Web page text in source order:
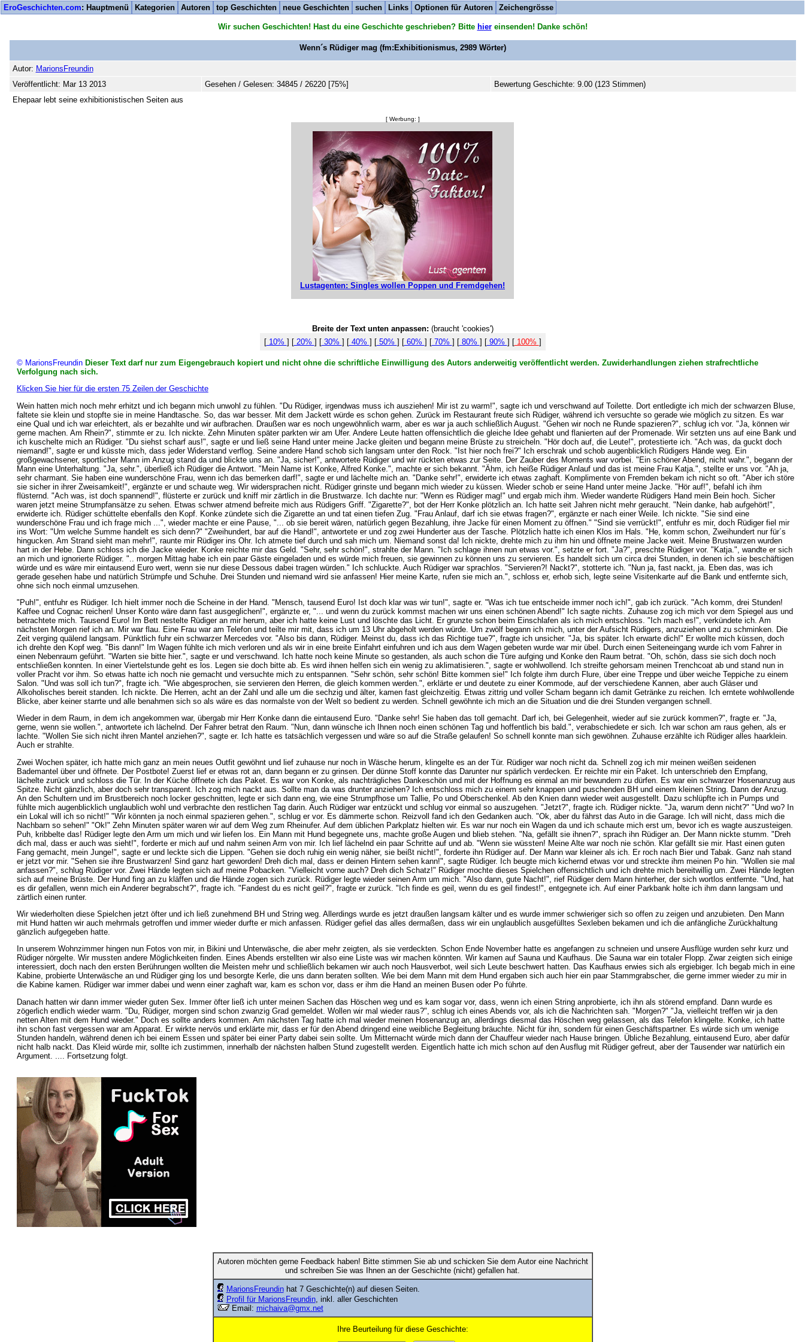
EroGeschichten.com: Hauptmenü Kategorien Autoren top Geschichten neue Geschichten suchen Links Optionen für Autoren Zeichengrösse
Wir suchen Geschichten! Hast du eine Geschichte geschrieben? Bitte hiereinsenden! Danke schön!
Wenn´s Rüdiger mag (fm:Exhibitionismus, 2989Wörter)
Autor: MarionsFreundin
Veröffentlicht: Mar 13 2013
Gesehen / Gelesen: 34845 / 26220 [75%]
Bewertung Geschichte: 9.00 (123 Stimmen)
Ehepaar lebt seine exhibitionistischen Seiten aus
[ Werbung: ]
Lustagenten: Singles wollen Poppen und Fremdgehen!
Breite der Text unten anpassen: (braucht 'cookies')
[10% ] [20% ] [30% ] [40% ] [50% ] [60% ] [70% ] [80% ] [90% ] [100% ]
© MarionsFreundin Dieser Text darf nur zum Eigengebrauch kopiert und nicht ohne die schriftliche Einwilligung des Autors anderweitig veröffentlicht werden. Zuwiderhandlungen ziehen strafrechtliche
Verfolgung nach sich.
Klicken Sie hier für die ersten 75 Zeilen der Geschichte
Wein hatten mich noch mehr erhitzt und ich begann mich unwohl zu fühlen. "Du Rüdiger, irgendwas muss ich ausziehen! Mir ist zu warm!", sagte ich und verschwand auf Toilette. Dort entledigte ich mich der schwarzen Bluse,
faltete sie klein und stopfte sie in meine Handtasche. So, das war besser. Mit dem Jackett würde es schon gehen. Zurück im Restaurant freute sich Rüdiger, während ich versuchte so gerade wie möglich zu sitzen. Es war
eine Qual und ich war erleichtert, als er bezahlte und wir aufbrachen. Draußen war es noch ungewöhnlich warm, aber es war ja auch schließlich August. "Gehen wir noch ne Runde spazieren?", schlug ich vor. "Ja, können wir
gerne machen. Am Rhein?", stimmte er zu. Ich nickte. Zehn Minuten später parkten wir am Ufer. Andere Leute hatten offensichtlich die gleiche Idee gehabt und flanierten auf der Promenade. Wir setzten uns auf eine Bank und
ich kuschelte mich an Rüdiger. "Du siehst scharf aus!", sagte er und ließ seine Hand unter meine Jacke gleiten und begann meine Brüste zu streicheln. "Hör doch auf, die Leute!", protestierte ich. "Ach was, da guckt doch
niemand!", sagte er und küsste mich, dass jeder Widerstand verflog. Seine andere Hand schob sich langsam unter den Rock. "Ist hier noch frei?" Ich erschrak und schob augenblicklich Rüdigers Hände weg. Ein
großgewachsener, sportlicher Mann im Anzug stand da und blickte uns an. "Ja, sicher!", antwortete Rüdiger und wir rückten etwas zur Seite. Der Zauber des Moments war vorbei. "Ein schöner Abend, nicht wahr.", begann der
Mann eine Unterhaltung. "Ja, sehr.", überließ ich Rüdiger die Antwort. "Mein Name ist Konke, Alfred Konke.", machte er sich bekannt. "Ähm, ich heiße Rüdiger Anlauf und das ist meine Frau Katja.", stellte er uns vor. "Ah ja,
sehr charmant. Sie haben eine wunderschöne Frau, wenn ich das bemerken darf!", sagte er und lächelte mich an. "Danke sehr!", erwiderte ich etwas zaghaft. Komplimente von Fremden bekam ich nicht so oft. "Aber ich störe
sie sicher in ihrer Zweisamkeit!", ergänzte er und schaute weg. Wir widersprachen nicht. Rüdiger grinste und begann mich wieder zu küssen. Wieder schob er seine Hand unter meine Jacke. "Hör auf!", befahl ich ihm
flüsternd. "Ach was, ist doch spannend!", flüsterte er zurück und kniff mir zärtlich in die Brustwarze. Ich dachte nur: "Wenn es Rüdiger mag!" und ergab mich ihm. Wieder wanderte Rüdigers Hand mein Bein hoch. Sicher
waren jetzt meine Strumpfansätze zu sehen. Etwas schwer atmend befreite mich aus Rüdigers Griff. "Zigarette?", bot der Herr Konke plötzlich an. Ich hatte seit Jahren nicht mehr geraucht. "Nein danke, hab aufgehört!",
erwiderte ich. Rüdiger schüttelte ebenfalls den Kopf. Konke zündete sich die Zigarette an und tat einen tiefen Zug. "Frau Anlauf, darf ich sie etwas fragen?", ergänzte er nach einer Weile. Ich nickte. "Sie sind eine
wunderschöne Frau und ich frage mich ...", wieder machte er eine Pause, "... ob sie bereit wären, natürlich gegen Bezahlung, ihre Jacke für einen Moment zu öffnen." "Sind sie verrückt!", entfuhr es mir, doch Rüdiger fiel mir
ins Wort: "Um welche Summe handelt es sich denn?" "Zweihundert, bar auf die Hand!", antwortete er und zog zwei Hunderter aus der Tasche. Plötzlich hatte ich einen Klos im Hals. "He, komm schon, Zweihundert nur für´s
hingucken. Am Strand sieht man mehr!", raunte mir Rüdiger ins Ohr. Ich atmete tief durch und sah mich um. Niemand sonst da! Ich nickte, drehte mich zu ihm hin und öffnete meine Jacke weit. Meine Brustwarzen wurden
hart in der Hebe. Dann schloss ich die Jacke wieder. Konke reichte mir das Geld. "Sehr, sehr schön!", strahlte der Mann. "Ich schlage ihnen nun etwas vor.", setzte er fort. "Ja?", preschte Rüdiger vor. "Katja.", wandte er sich
an mich und ignorierte Rüdiger. ".. morgen Mittag habe ich ein paar Gäste eingeladen und es würde mich freuen, sie gewinnen zu können uns zu servieren. Es handelt sich um circa drei Stunden, in denen ich sie beschäftigen
würde und es wäre mir eintausend Euro wert, wenn sie nur diese Dessous dabei tragen würden." Ich schluckte. Auch Rüdiger war sprachlos. "Servieren?! Nackt?", stotterte ich. "Nun ja, fast nackt, ja. Eben das, was ich
gerade gesehen habe und natürlich Strümpfe und Schuhe. Drei Stunden und niemand wird sie anfassen! Hier meine Karte, rufen sie mich an.", schloss er, erhob sich, legte seine Visitenkarte auf die Bank und entfernte sich,
ohne sich noch einmal umzusehen.
"Puh!", entfuhr es Rüdiger. Ich hielt immer noch die Scheine in der Hand. "Mensch, tausend Euro! Ist doch klar was wir tun!", sagte er. "Was ich tue entscheide immer noch ich!", gab ich zurück. "Ach komm, drei Stunden!
Kaffee und Cognac reichen! Unser Konto wäre dann fast ausgeglichen!", ergänzte er, "... und wenn du zurück kommst machen wir uns einen schönen Abend!" Ich sagte nichts. Zuhause zog ich mich vor dem Spiegel aus und
betrachtete mich. Tausend Euro! Im Bett nestelte Rüdiger an mir herum, aber ich hatte keine Lust und löschte das Licht. Er grunzte schon beim Einschlafen als ich mich entschloss. "Ich mach es!", verkündete ich. Am
nächsten Morgen rief ich an. Mir war flau. Eine Frau war am Telefon und teilte mir mit, dass ich um 13 Uhr abgeholt werden würde. Um zwölf begann ich mich, unter der Aufsicht Rüdigers, anzuziehen und zu schminken. Die
Zeit verging quälend langsam. Pünktlich fuhr ein schwarzer Mercedes vor. "Also bis dann, Rüdiger. Meinst du, dass ich das Richtige tue?", fragte ich unsicher. "Ja, bis später. Ich erwarte dich!" Er wollte mich küssen, doch
ich drehte den Kopf weg. "Bis dann!" Im Wagen fühlte ich mich verloren und als wir in eine breite Einfahrt einfuhren und ich aus dem Wagen gebeten wurde war mir übel. Durch einen Seiteneingang wurde ich vom Fahrer in
einen Nebenraum geführt. "Warten sie bitte hier.", sagte er und verschwand. Ich hatte noch keine Minute so gestanden, als auch schon die Türe aufging und Konke den Raum betrat. "Oh, schön, dass sie sich doch noch
entschließen konnten. In einer Viertelstunde geht es los. Legen sie doch bitte ab. Es wird ihnen helfen sich ein wenig zu aklimatisieren.", sagte er wohlwollend. Ich streifte gehorsam meinen Trenchcoat ab und stand nun in
voller Pracht vor ihm. So etwas hatte ich noch nie gemacht und versuchte mich zu entspannen. "Sehr schön, sehr schön! Bitte kommen sie!" Ich folgte ihm durch Flure, über eine Treppe und über weiche Teppiche zu einem
Salon. "Und was soll ich tun?", fragte ich. "Wie abgesprochen, sie servieren den Herren, die gleich kommen werden.", erklärte er und deutete zu einer Kommode, auf der verschiedene Kannen, aber auch Gläser und
Alkoholisches bereit standen. Ich nickte. Die Herren, acht an der Zahl und alle um die sechzig und älter, kamen fast gleichzeitig. Etwas zittrig und voller Scham begann ich damit Getränke zu reichen. Ich erntete wohlwollende
Blicke, aber keiner starrte und alle benahmen sich so als wäre es das normalste von der Welt so bedient zu werden. Schnell gewöhnte ich mich an die Situation und die drei Stunden vergangen schnell.
Wieder in dem Raum, in dem ich angekommen war, übergab mir Herr Konke dann die eintausend Euro. "Danke sehr! Sie haben das toll gemacht. Darf ich, bei Gelegenheit, wieder auf sie zurück kommen?", fragte er. "Ja,
gerne, wenn sie wollen.", antwortete ich lächelnd. Der Fahrer betrat den Raum. "Nun, dann wünsche ich Ihnen noch einen schönen Tag und hoffentlich bis bald.", verabschiedete er sich. Ich war schon am raus gehen, als er
lachte. "Wollen Sie sich nicht ihren Mantel anziehen?", sagte er. Ich hatte es tatsächlich vergessen und wäre so auf die Straße gelaufen! So schnell konnte man sich gewöhnen. Zuhause erzählte ich Rüdiger alles haarklein.
Auch er strahlte.
Zwei Wochen später, ich hatte mich ganz an mein neues Outfit gewöhnt und lief zuhause nur noch in Wäsche herum, klingelte es an der Tür. Rüdiger war noch nicht da. Schnell zog ich mir meinen weißen seidenen
Bademantel über und öffnete. Der Postbote! Zuerst lief er etwas rot an, dann begann er zu grinsen. Der dünne Stoff konnte das Darunter nur spärlich verdecken. Er reichte mir ein Paket. Ich unterschrieb den Empfang,
lächelte zurück und schloss die Tür. In der Küche öffnete ich das Paket. Es war von Konke, als nachträgliches Dankeschön und mit der Hoffnung es einmal an mir bewundern zu dürfen. Es war ein schwarzer Hosenanzug aus
Spitze. Nicht gänzlich, aber doch sehr transparent. Ich zog mich nackt aus. Sollte man da was drunter anziehen? Ich entschloss mich zu einem sehr knappen und puschenden BH und einem kleinen String. Dann der Anzug.
An den Schultern und im Brustbereich noch locker geschnitten, legte er sich dann eng, wie eine Strumpfhose um Tallie, Po und Oberschenkel. Ab den Knien dann wieder weit ausgestellt. Dazu schlüpfte ich in Pumps und
fühlte mich augenblicklich unglaublich wohl und verbrachte den restlichen Tag darin. Auch Rüdiger war entzückt und schlug vor einmal so auszugehen. "Jetzt?", fragte ich. Rüdiger nickte. "Ja, warum denn nicht?" "Und wo? In
ein Lokal will ich so nicht!" "Wir könnten ja noch einmal spazieren gehen.", schlug er vor. Es dämmerte schon. Reizvoll fand ich den Gedanken auch. "Ok, aber du fährst das Auto in die Garage. Ich will nicht, dass mich die
Nachbarn so sehen!" "Ok!" Zehn Minuten später waren wir auf dem Weg zum Rheinufer. Auf dem üblichen Parkplatz hielten wir. Es war nur noch ein Wagen da und ich schaute mich erst um, bevor ich es wagte auszusteigen.
Puh, kribbelte das! Rüdiger legte den Arm um mich und wir liefen los. Ein Mann mit Hund begegnete uns, machte große Augen und blieb stehen. "Na, gefällt sie ihnen?", sprach ihn Rüdiger an. Der Mann nickte stumm. "Dreh
dich mal, dass er auch was sieht!", forderte er mich auf und nahm seinen Arm von mir. Ich lief lächelnd ein paar Schritte auf und ab. "Wenn sie wüssten! Meine Alte war noch nie schön. Klar gefällt sie mir. Hast einen guten
Fang gemacht, mein Junge!", sagte er und leckte sich die Lippen. "Gehen sie doch ruhig ein wenig näher, sie beißt nicht!", forderte ihn Rüdiger auf. Der Mann war kleiner als ich. Er roch nach Bier und Tabak. Ganz nah stand
er jetzt vor mir. "Sehen sie ihre Brustwarzen! Sind ganz hart geworden! Dreh dich mal, dass er deinen Hintern sehen kann!", sagte Rüdiger. Ich beugte mich kichernd etwas vor und streckte ihm meinen Po hin. "Wollen sie mal
anfassen?", schlug Rüdiger vor. Zwei Hände legten sich auf meine Pobacken. "Vielleicht vorne auch? Dreh dich Schatz!" Rüdiger mochte dieses Spielchen offensichtlich und ich drehte mich bereitwillig um. Zwei Hände legten
sich auf meine Brüste. Der Hund fing an zu kläffen und die Hände zogen sich zurück. Rüdiger legte wieder seinen Arm um mich. "Also dann, gute Nacht!", rief Rüdiger dem Mann hinterher, der sich wortlos entfernte. "Und, hat
es dir gefallen, wenn mich ein Anderer begrabscht?", fragte ich. "Fandest du es nicht geil?", fragte er zurück. "Ich finde es geil, wenn du es geil findest!", entgegnete ich. Auf einer Parkbank holte ich ihm dann langsam und
zärtlich einen runter.
Wir wiederholten diese Spielchen jetzt öfter und ich ließ zunehmend BH und String weg. Allerdings wurde es jetzt draußen langsam kälter und es wurde immer schwieriger sich so offen zu zeigen und anzubieten. Den Mann
mit Hund hatten wir auch mehrmals getroffen und immer wieder durfte er mich anfassen. Rüdiger gefiel das alles dermaßen, dass wir ein unglaublich ausgefülltes Sexleben bekamen und ich die anfängliche Zurückhaltung
gänzlich aufgegeben hatte.
In unserem Wohnzimmer hingen nun Fotos von mir, in Bikini und Unterwäsche, die aber mehr zeigten, als sie verdeckten. Schon Ende November hatte es angefangen zu schneien und unsere Ausflüge wurden sehr kurz und
Rüdiger nörgelte. Wir mussten andere Möglichkeiten finden. Eines Abends erstellten wir also eine Liste was wir machen könnten. Wir kamen auf Sauna und Kaufhaus. Die Sauna war ein totaler Flopp. Zwar zeigten sich einige
interessiert, doch nach den ersten Berührungen wollten die Meisten mehr und schließlich bekamen wir auch noch Hausverbot, weil sich Leute beschwert hatten. Das Kaufhaus erwies sich als ergiebiger. Ich begab mich in eine
Kabine, probierte Unterwäsche an und Rüdiger ging los und besorgte Kerle, die uns dann beraten sollten. Wie bei dem Mann mit dem Hund ergaben sich auch hier ein paar Stammgrabscher, die gerne immer wieder zu mir in
die Kabine kamen. Rüdiger war immer dabei und wenn einer zaghaft war, kam es schon vor, dass er ihm die Hand an meinen Busen oder Po führte.
Danach hatten wir dann immer wieder guten Sex. Immer öfter ließ ich unter meinen Sachen das Höschen weg und es kam sogar vor, dass, wenn ich einen String anprobierte, ich ihn als störend empfand. Dann wurde es
zögerlich endlich wieder warm. "Du, Rüdiger, morgen sind schon zwanzig Grad gemeldet. Wollen wir mal wieder raus?", schlug ich eines Abends vor, als ich die Nachrichten sah. "Morgen?" "Ja, vielleicht treffen wir ja den
netten Alten mit dem Hund wieder." Doch es sollte anders kommen. Am nächsten Tag hatte ich mal wieder meinen Hosenanzug an, allerdings diesmal das Höschen weg gelassen, als das Telefon klingelte. Konke, ich hatte
ihn schon fast vergessen war am Apparat. Er wirkte nervös und erklärte mir, dass er für den Abend dringend eine weibliche Begleitung bräuchte. Nicht für ihn, sondern für einen Geschäftspartner. Es würde sich um wenige
Stunden handeln, während denen ich bei einem Essen und später bei einer Party dabei sein sollte. Um Mitternacht würde mich dann der Chauffeur wieder nach Hause bringen. Übliche Bezahlung, eintausend Euro, aber dafür
nicht halb nackt. Das Kleid würde mir, sollte ich zustimmen, innerhalb der nächsten halben Stund zugestellt werden. Eigentlich hatte ich mich schon auf den Ausflug mit Rüdiger gefreut, aber der Tausender war natürlich ein
Argument. .... Fortsetzung folgt.
Autoren möchten gerne Feedback haben! Bitte stimmen Sie ab und schicken Sie dem Autor eine Nachricht
und schreiben Sie was Ihnen an der Geschichte (nicht) gefallen hat.
MarionsFreundinhat 7 Geschichte(n) auf diesen Seiten.
Profil für MarionsFreundin, inkl. aller Geschichten
Email: michaiva@gmx.net
Ihre Beurteilung für diese Geschichte: